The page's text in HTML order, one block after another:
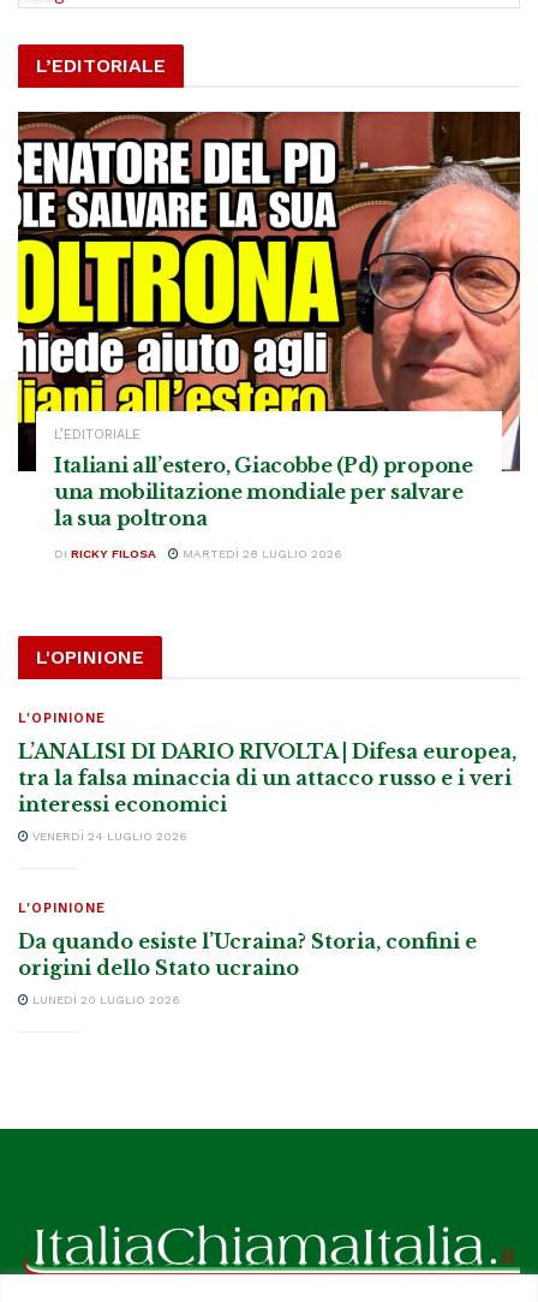
L’EDITORIALE
L’EDITORIALE
Italiani all’estero, Giacobbe (Pd) propone
una mobilitazione mondiale per salvare
la sua poltrona
DI RICKY FILOSA MARTEDÌ 28 LUGLIO 2026
L'OPINIONE
L'OPINIONE
L’ANALISI DI DARIO RIVOLTA | Difesa europea,
tra la falsa minaccia di un attacco russo e i veri
interessi economici
VENERDÌ 24 LUGLIO 2026
L'OPINIONE
Da quando esiste l’Ucraina? Storia, confini e
origini dello Stato ucraino
LUNEDÌ 20 LUGLIO 2026